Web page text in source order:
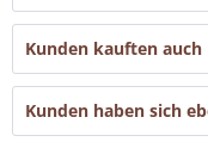
Kunden kauften auch
Kunden haben sich